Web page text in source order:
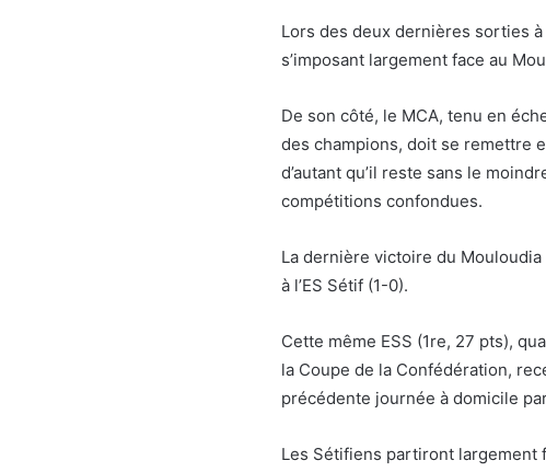
Lors des deux dernières sorties à
s’imposant largement face au
De son côté, le MCA, tenu en
des champions, doit se remettre
d’autant qu’il reste sans le
compétitions confondues.
La dernière victoire du
à l’ES Sétif (1-0).
Cette même ESS (1re, 27 pts),
la Coupe de la Confédération,
précédente journée à domicile
Les Sétifiens partiront largement